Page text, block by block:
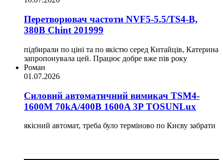
Перетворювач частоти NVF5-5.5/TS4-B,
380В Chint 201999
підбирали по ціні та по якістю серед Китайців, Катерина
запропонувала цей. Працює добре вже пів року
Роман
01.07.2026
Силовий автоматичний вимикач TSM4-
1600M 70kA/400B 1600A 3P TOSUNLux
якісний автомат, треба було терміново по Києву забрати